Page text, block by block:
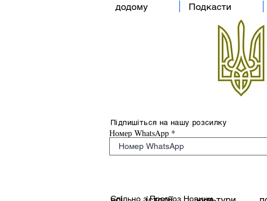
додому Подкасти
Підпишіться на нашу розсилку
Номер WhatsApp
Спільно з Прогноз Новини